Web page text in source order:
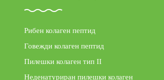
Рибен колаген пептид
Говежди колаген пептид
Пилешки колаген тип II
Неденатуриран пилешки колаген